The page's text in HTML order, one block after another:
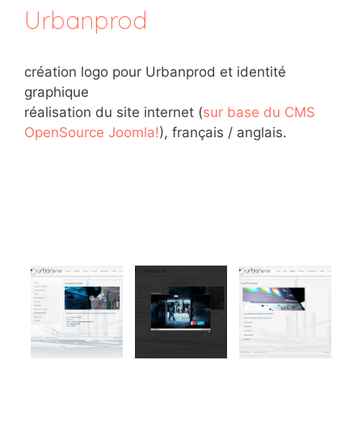
Urbanprod
création logo pour Urbanprod et identité
graphique
réalisation du site internet (sur base du CMS
OpenSource Joomla!), français / anglais.